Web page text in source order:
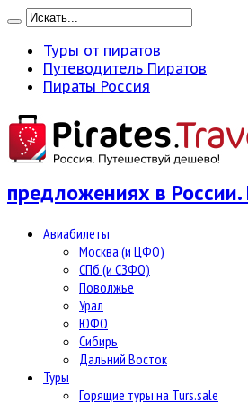
Туры от пиратов
Путеводитель Пиратов
Пираты Россия
предложениях в
Авиабилеты
Москва (и ЦФО)
СПб (и СЗФО)
Поволжье
Урал
ЮФО
Сибирь
Дальний Восток
Туры
Горящие туры на Turs.sale